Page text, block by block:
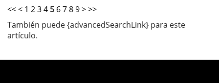
<<< 1 234 5 6789>>>
También puede {advancedSearchLink} para este
artículo.